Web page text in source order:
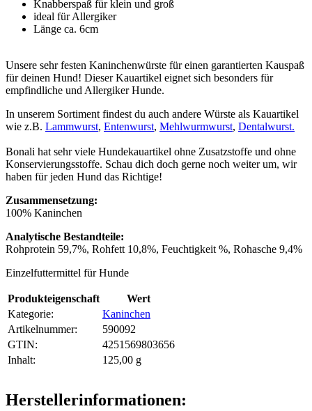
Knabberspaß für klein und groß
ideal für Allergiker
Länge ca. 6cm
Unsere sehr festen Kaninchenwürste für einen garantierten Kauspaß
für deinen Hund! Dieser Kauartikel eignet sich besonders für
empfindliche und Allergiker Hunde.
In unserem Sortiment findest du auch andere Würste als Kauartikel
wie z.B. Lammwurst, Entenwurst, Mehlwurmwurst, Dentalwurst.
Bonali hat sehr viele Hundekauartikel ohne Zusatzstoffe und ohne
Konservierungsstoffe. Schau dich doch gerne noch weiter um, wir
haben für jeden Hund das Richtige!
Zusammensetzung:
100% Kaninchen
Analytische Bestandteile:
Rohprotein 59,7%, Rohfett 10,8%, Feuchtigkeit %, Rohasche 9,4%
Einzelfuttermittel für Hunde
Produkteigenschaft
Wert
Kategorie:
Kaninchen
Artikelnummer:
590092
GTIN:
4251569803656
Inhalt‍:
125,00 g
Herstellerinformationen: